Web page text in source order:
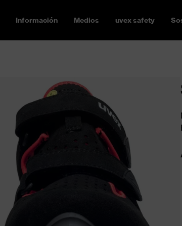
Información Medios uvex safety